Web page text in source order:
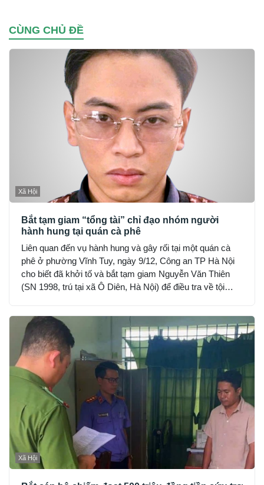
CÙNG CHỦ ĐỀ
Xã Hội
Bắt tạm giam “tổng tài” chỉ đạo nhóm người
hành hung tại quán cà phê
Liên quan đến vụ hành hung và gây rối tại một quán cà
phê ở phường Vĩnh Tuy, ngày 9/12, Công an TP Hà Nội
cho biết đã khởi tố và bắt tạm giam Nguyễn Văn Thiên
(SN 1998, trú tại xã Ô Diên, Hà Nội) để điều tra về tội
Xã Hội